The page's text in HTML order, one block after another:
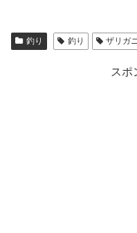
釣り 釣り ザリガ
スポ